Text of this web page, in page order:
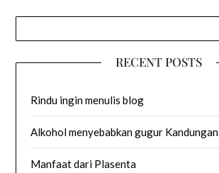
RECENT POSTS
Rindu ingin menulis blog
Alkohol menyebabkan gugur Kandungan
Manfaat dari Plasenta